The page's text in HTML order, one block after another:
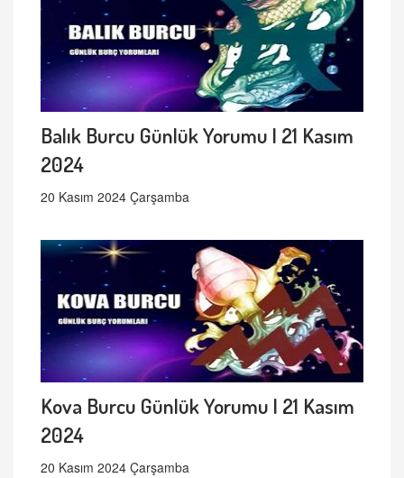
Balık Burcu Günlük Yorumu | 21 Kasım
2024
20 Kasım 2024 Çarşamba
Kova Burcu Günlük Yorumu | 21 Kasım
2024
20 Kasım 2024 Çarşamba